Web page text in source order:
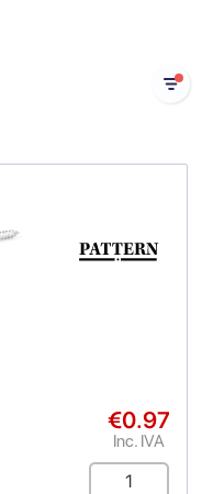
€0.97
Inc. IVA